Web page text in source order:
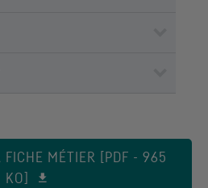
FICHE MÉTIER [PDF - 965
KO]